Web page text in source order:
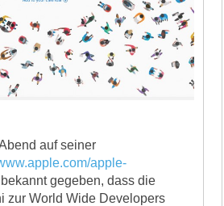
auf seiner
apple-
gegeben, dass die
zur World Wide Developers